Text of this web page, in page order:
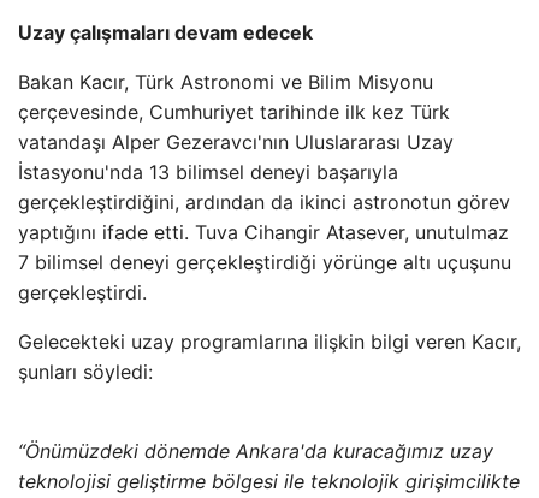
Uzay çalışmaları devam edecek
Bakan Kacır, Türk Astronomi ve Bilim Misyonu
çerçevesinde, Cumhuriyet tarihinde ilk kez Türk
vatandaşı Alper Gezeravcı'nın Uluslararası Uzay
İstasyonu'nda 13 bilimsel deneyi başarıyla
gerçekleştirdiğini, ardından da ikinci astronotun görev
yaptığını ifade etti. Tuva Cihangir Atasever, unutulmaz
7 bilimsel deneyi gerçekleştirdiği yörünge altı uçuşunu
gerçekleştirdi.
Gelecekteki uzay programlarına ilişkin bilgi veren Kacır,
şunları söyledi:
“Önümüzdeki dönemde Ankara'da kuracağımız uzay
teknolojisi geliştirme bölgesi ile teknolojik girişimcilikte